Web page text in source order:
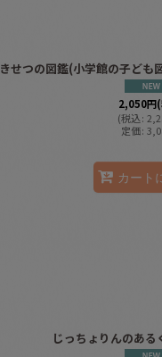
きせつの図鑑(小学館の子ども
2,050円(
(税込:
定価:
カート
じっちょりんのあ